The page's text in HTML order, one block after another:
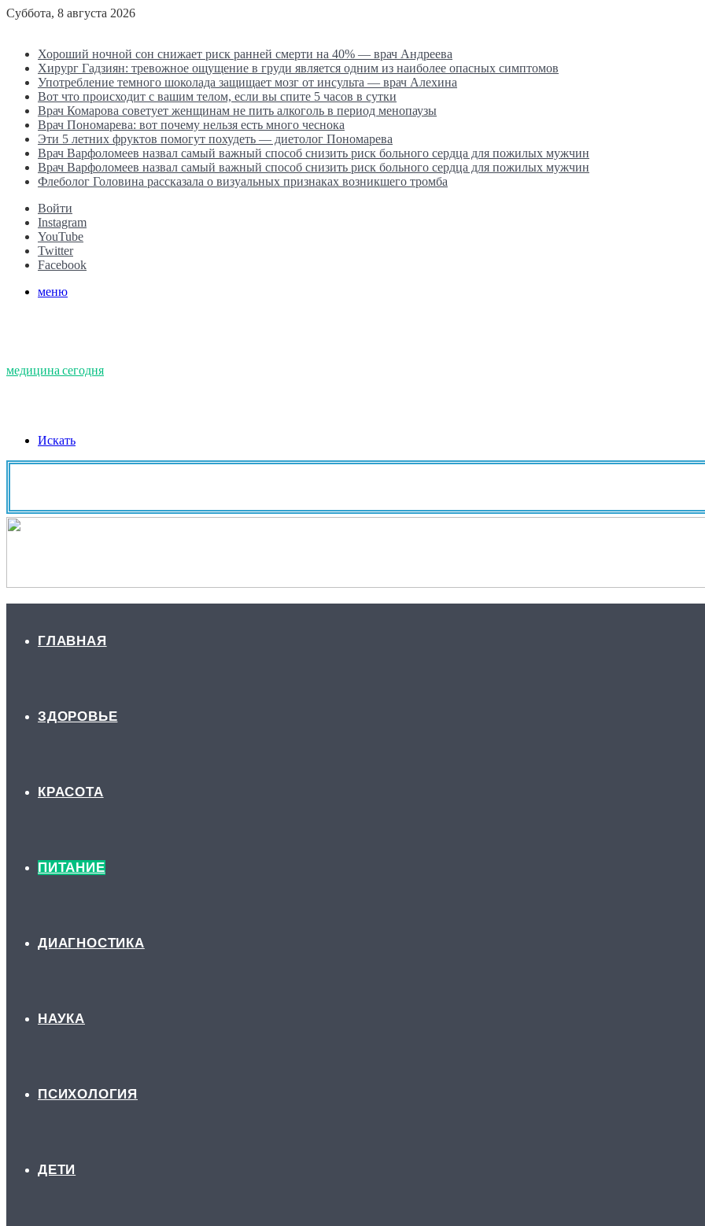
Суббота, 8 августа 2026
Хороший ночной сон снижает риск ранней смерти на 40% — врач Андреева
Хирург Гадзиян: тревожное ощущение в груди является одним из наиболее опасных симптомов
Употребление темного шоколада защищает мозг от инсульта — врач Алехина
Вот что происходит с вашим телом, если вы спите 5 часов в сутки
Врач Комарова советует женщинам не пить алкоголь в период менопаузы
Врач Пономарева: вот почему нельзя есть много чеснока
Эти 5 летних фруктов помогут похудеть — диетолог Пономарева
Врач Варфоломеев назвал самый важный способ снизить риск больного сердца для пожилых мужчин
Врач Варфоломеев назвал самый важный способ снизить риск больного сердца для пожилых мужчин
Флеболог Головина рассказала о визуальных признаках возникшего тромба
Войти
Instagram
YouTube
Twitter
Facebook
меню
медицина сегодня
Искать
ГЛАВНАЯ
ЗДОРОВЬЕ
КРАСОТА
ПИТАНИЕ
ДИАГНОСТИКА
НАУКА
ПСИХОЛОГИЯ
ДЕТИ